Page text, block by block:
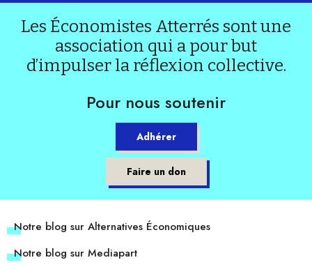
Les Économistes Atterrés sont une
association qui a pour but
d’impulser la réflexion collective.
Pour nous soutenir
Adhérer
Faire un don
Notre blog sur Alternatives Économiques
Notre blog sur Mediapart